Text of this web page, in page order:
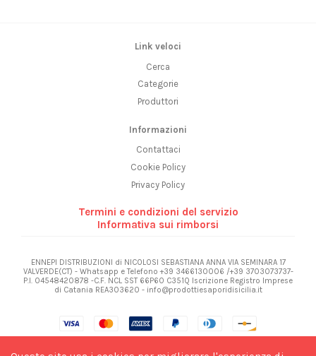
Link veloci
Cerca
Categorie
Produttori
Informazioni
Contattaci
Cookie Policy
Privacy Policy
Termini e condizioni del servizio
Informativa sui rimborsi
ENNEPI DISTRIBUZIONI di NICOLOSI SEBASTIANA ANNA VIA SEMINARA 17
VALVERDE(CT) - Whatsapp e Telefono +39 3466130006 /+39 3703073737-
P.I. 04548420878 -C.F. NCL SST 66P60 C351Q Iscrizione Registro Imprese
di Catania REA303620 - info@prodottiesaporidisicilia.it